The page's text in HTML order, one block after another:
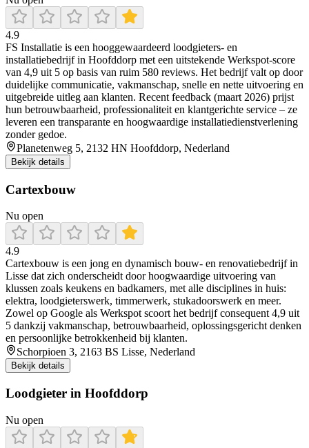
4.9
FS Installatie is een hooggewaardeerd loodgieters- en
installatiebedrijf in Hoofddorp met een uitstekende Werkspot-score
van 4,9 uit 5 op basis van ruim 580 reviews. Het bedrijf valt op door
duidelijke communicatie, vakmanschap, snelle en nette uitvoering en
uitgebreide uitleg aan klanten. Recent feedback (maart 2026) prijst
hun betrouwbaarheid, professionaliteit en klantgerichte service – ze
leveren een transparante en hoogwaardige installatiedienstverlening
zonder gedoe.
Planetenweg 5, 2132 HN Hoofddorp, Nederland
Bekijk details
Cartexbouw
Nu open
4.9
Cartexbouw is een jong en dynamisch bouw- en renovatiebedrijf in
Lisse dat zich onderscheidt door hoogwaardige uitvoering van
klussen zoals keukens en badkamers, met alle disciplines in huis:
elektra, loodgieterswerk, timmerwerk, stukadoorswerk en meer.
Zowel op Google als Werkspot scoort het bedrijf consequent 4,9 uit
5 dankzij vakmanschap, betrouwbaarheid, oplossingsgericht denken
en persoonlijke betrokkenheid bij klanten.
Schorpioen 3, 2163 BS Lisse, Nederland
Bekijk details
Loodgieter in Hoofddorp
Nu open